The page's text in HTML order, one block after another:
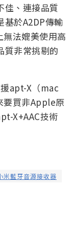
佳、連接品質
基於A2DP傳輸
無法媲美使用高
質非常挑剔的
apt-X（mac
要買非Apple原
X+AAC技術
米藍牙音源接收器